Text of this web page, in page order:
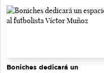
Boniches dedicará un